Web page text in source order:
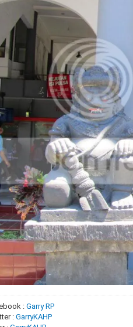
:Garry RP
: GarryKAHP